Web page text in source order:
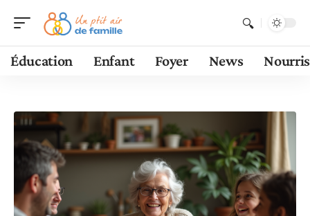
Éducation Enfant Foyer News